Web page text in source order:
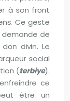
à son front
Ce geste
de
divin. Le
social
(terbiye).
ce
être un